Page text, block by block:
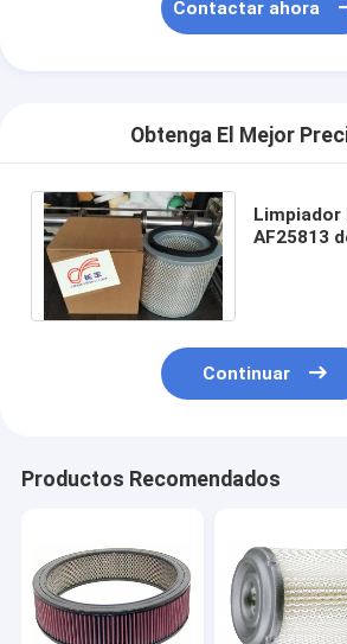
Contactar ahora
Obtenga El Mejor
Limpiador
AF25813
Continuar
Productos Recomendados